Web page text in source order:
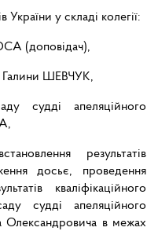
України у складі колегії:
(доповідач),
Галини ШЕВЧУК,
судді апеляційного
результатів
досьє, проведення
кваліфікаційного
судді апеляційного
Олександровича в межах